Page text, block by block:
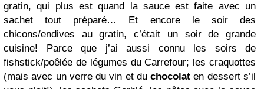
gratin, qui plus est quand la sauce est faite avec un
sachet tout préparé… Et encore le soir des
chicons/endives au gratin, c’était un soir de grande
cuisine! Parce que j’ai aussi connu les soirs de
fishstick/poêlée de légumes du Carrefour; les craquottes
(mais avec un verre du vin et duchocolat en dessert s’il